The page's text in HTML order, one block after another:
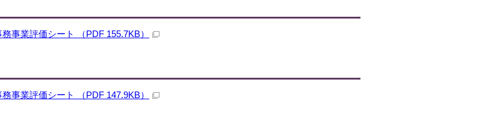
事業評価シート （PDF 155.7KB）
事業評価シート （PDF 147.9KB）